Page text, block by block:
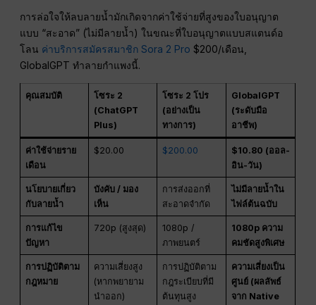
การล่อใจให้ลบลายน้ำมักเกิดจากค่าใช้จ่ายที่สูงของใบอนุญาต
แบบ “สะอาด” (ไม่มีลายน้ำ) ในขณะที่ใบอนุญาตแบบสแตนด์อ
โลน ค่าบริการสมัครสมาชิก Sora 2 Pro $200/เดือน,
GlobalGPT ทำลายกำแพงนี้.
คุณสมบัติ
โซระ 2
(ChatGPT
Plus)
โซระ 2 โปร
(อย่างเป็น
ทางการ)
GlobalGPT
(ระดับมือ
อาชีพ)
ค่าใช้จ่ายราย
เดือน
$20.00 $200.00
$10.80 (ออล-
อิน-วัน)
นโยบายเกี่ยว
กับลายน้ำ
บังคับ / มอง
เห็น
การส่งออกที่
สะอาดจำกัด
ไม่มีลายน้ำใน
ไฟล์ต้นฉบับ
การแก้ไข
ปัญหา
720p (สูงสุด)
1080p /
ภาพยนตร์
1080p ความ
คมชัดสูงพิเศษ
การปฏิบัติตาม
กฎหมาย
ความเสี่ยงสูง
(หากพยายาม
นำออก)
การปฏิบัติตาม
กฎระเบียบที่มี
ต้นทุนสูง
ความเสี่ยงเป็น
ศูนย์ (ผลลัพธ์
จาก Native